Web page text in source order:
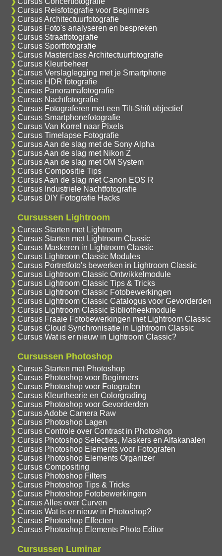
Cursus Reisfotografie voor Beginners
Cursus Architectuurfotografie
Cursus Foto's analyseren en bespreken
Cursus Straatfotografie
Cursus Sportfotografie
Cursus Masterclass Architectuurfotografie
Cursus Kleurbeheer
Cursus Verslaglegging met je Smartphone
Cursus HDR fotografie
Cursus Panoramafotografie
Cursus Nachtfotografie
Cursus Fotograferen met een Tilt-Shift objectief
Cursus Smartphonefotografie
Cursus Van Korrel naar Pixels
Cursus Timelapse Fotografie
Cursus Aan de slag met de Sony Alpha
Cursus Aan de slag met Nikon Z
Cursus Aan de slag met OM System
Cursus Compositie Tips
Cursus Aan de slag met Canon EOS R
Cursus Industriele Nachtfotografie
Cursus DIY Fotografie Hacks
Cursussen Lightroom
Cursus Starten met Lightroom
Cursus Starten met Lightroom Classic
Cursus Maskeren in Lightroom Classic
Cursus Lightroom Classic Modules
Cursus Portretfoto's bewerken in Lightroom Classic
Cursus Lightroom Classic Ontwikkelmodule
Cursus Lightroom Classic Tips & Tricks
Cursus Lightroom Classic Fotobewerkingen
Cursus Lightroom Classic Catalogus voor Gevorderden
Cursus Lightroom Classic Bibliotheekmodule
Cursus Fraaie Fotobewerkingen met Lightroom Classic
Cursus Cloud Synchronisatie in Lightroom Classic
Cursus Wat is er nieuw in Lightroom Classic?
Cursussen Photoshop
Cursus Starten met Photoshop
Cursus Photoshop voor Beginners
Cursus Photoshop voor Fotografen
Cursus Kleurtheorie en Colorgrading
Cursus Photoshop voor Gevorderden
Cursus Adobe Camera Raw
Cursus Photoshop Lagen
Cursus Controle over Contrast in Photoshop
Cursus Photoshop Selecties, Maskers en Alfakanalen
Cursus Photoshop Elements voor Fotografen
Cursus Photoshop Elements Organizer
Cursus Compositing
Cursus Photoshop Filters
Cursus Photoshop Tips & Tricks
Cursus Photoshop Fotobewerkingen
Cursus Alles over Curven
Cursus Wat is er nieuw in Photoshop?
Cursus Photoshop Effecten
Cursus Photoshop Elements Photo Editor
Cursussen Luminar